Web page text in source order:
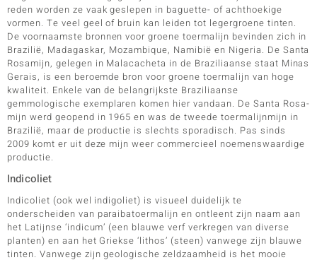
reden worden ze vaak geslepen in baguette- of achthoekige
vormen. Te veel geel of bruin kan leiden tot legergroene tinten.
De voornaamste bronnen voor groene toermalijn bevinden zich in
Brazilië, Madagaskar, Mozambique, Namibië en Nigeria. De Santa
Rosamijn, gelegen in Malacacheta in de Braziliaanse staat Minas
Gerais, is een beroemde bron voor groene toermalijn van hoge
kwaliteit. Enkele van de belangrijkste Braziliaanse
gemmologische exemplaren komen hier vandaan. De Santa Rosa-
mijn werd geopend in 1965 en was de tweede toermalijnmijn in
Brazilië, maar de productie is slechts sporadisch. Pas sinds
2009 komt er uit deze mijn weer commercieel noemenswaardige
productie.
Indicoliet
Indicoliet (ook wel indigoliet) is visueel duidelijk te
onderscheiden van paraibatoermalijn en ontleent zijn naam aan
het Latijnse ‘indicum’ (een blauwe verf verkregen van diverse
planten) en aan het Griekse ‘lithos’ (steen) vanwege zijn blauwe
tinten. Vanwege zijn geologische zeldzaamheid is het mooie